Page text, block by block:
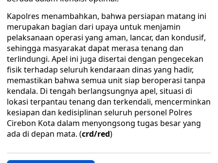
Kapolres menambahkan, bahwa persiapan matang ini
merupakan bagian dari upaya untuk menjamin
pelaksanaan operasi yang aman, lancar, dan kondusif,
sehingga masyarakat dapat merasa tenang dan
terlindungi. Apel ini juga disertai dengan pengecekan
fisik terhadap seluruh kendaraan dinas yang hadir,
memastikan bahwa semua unit siap beroperasi tanpa
kendala. Di tengah berlangsungnya apel, situasi di
lokasi terpantau tenang dan terkendali, mencerminkan
kesiapan dan kedisiplinan seluruh personel Polres
Cirebon Kota dalam menyongsong tugas besar yang
ada di depan mata. (crd/red)